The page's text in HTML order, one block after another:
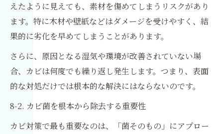
えたように見えても、素材を傷めてしまうリスクがあり
ます。特に木材や壁紙などはダメージを受けやすく、結
果的に劣化を早めてしまうことがあります。
さらに、原因となる湿気や環境が改善されていない場
合、カビは何度でも繰り返し発生します。つまり、表面
的な対処だけでは根本的な解決にはならないのです。
8-2. カビ菌を根本から除去する重要性
カビ対策で最も重要なのは、「菌そのもの」にアプロー